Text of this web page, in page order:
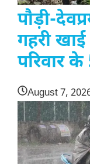
पौड़ी-
गहरी
परिवार
August 7,